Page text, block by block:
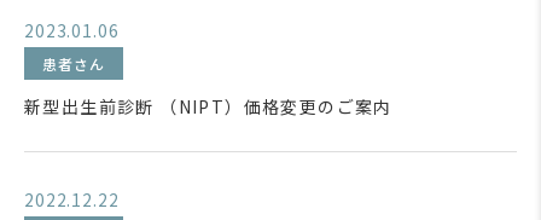
2023.01.06
患者さん
新型出生前診断 （NIPT）価格変更のご案内
2022.12.22